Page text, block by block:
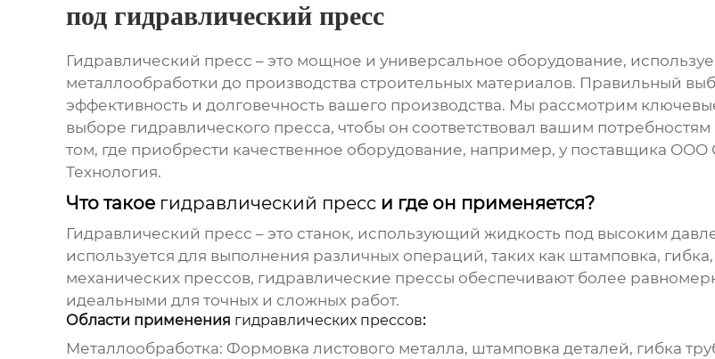
под гидравлический пресс
Гидравлический пресс – это мощное и универсальное оборудование,
металлообработки до производства строительных материалов. Правильный
эффективность и долговечность вашего производства. Мы рассмотрим
выборе гидравлического пресса, чтобы он соответствовал вашим
том, где приобрести качественное оборудование, например, у поставщика ООО
Технология.
Что такое гидравлический пресси где он применяется?
Гидравлический пресс – это станок, использующий жидкость под высоким
используется для выполнения различных операций, таких как штамповка,
механических прессов, гидравлические прессы обеспечивают более
идеальными для точных и сложных работ.
Области применения гидравлических прессов:
Металлообработка: Формовка листового металла, штамповка деталей, гибка